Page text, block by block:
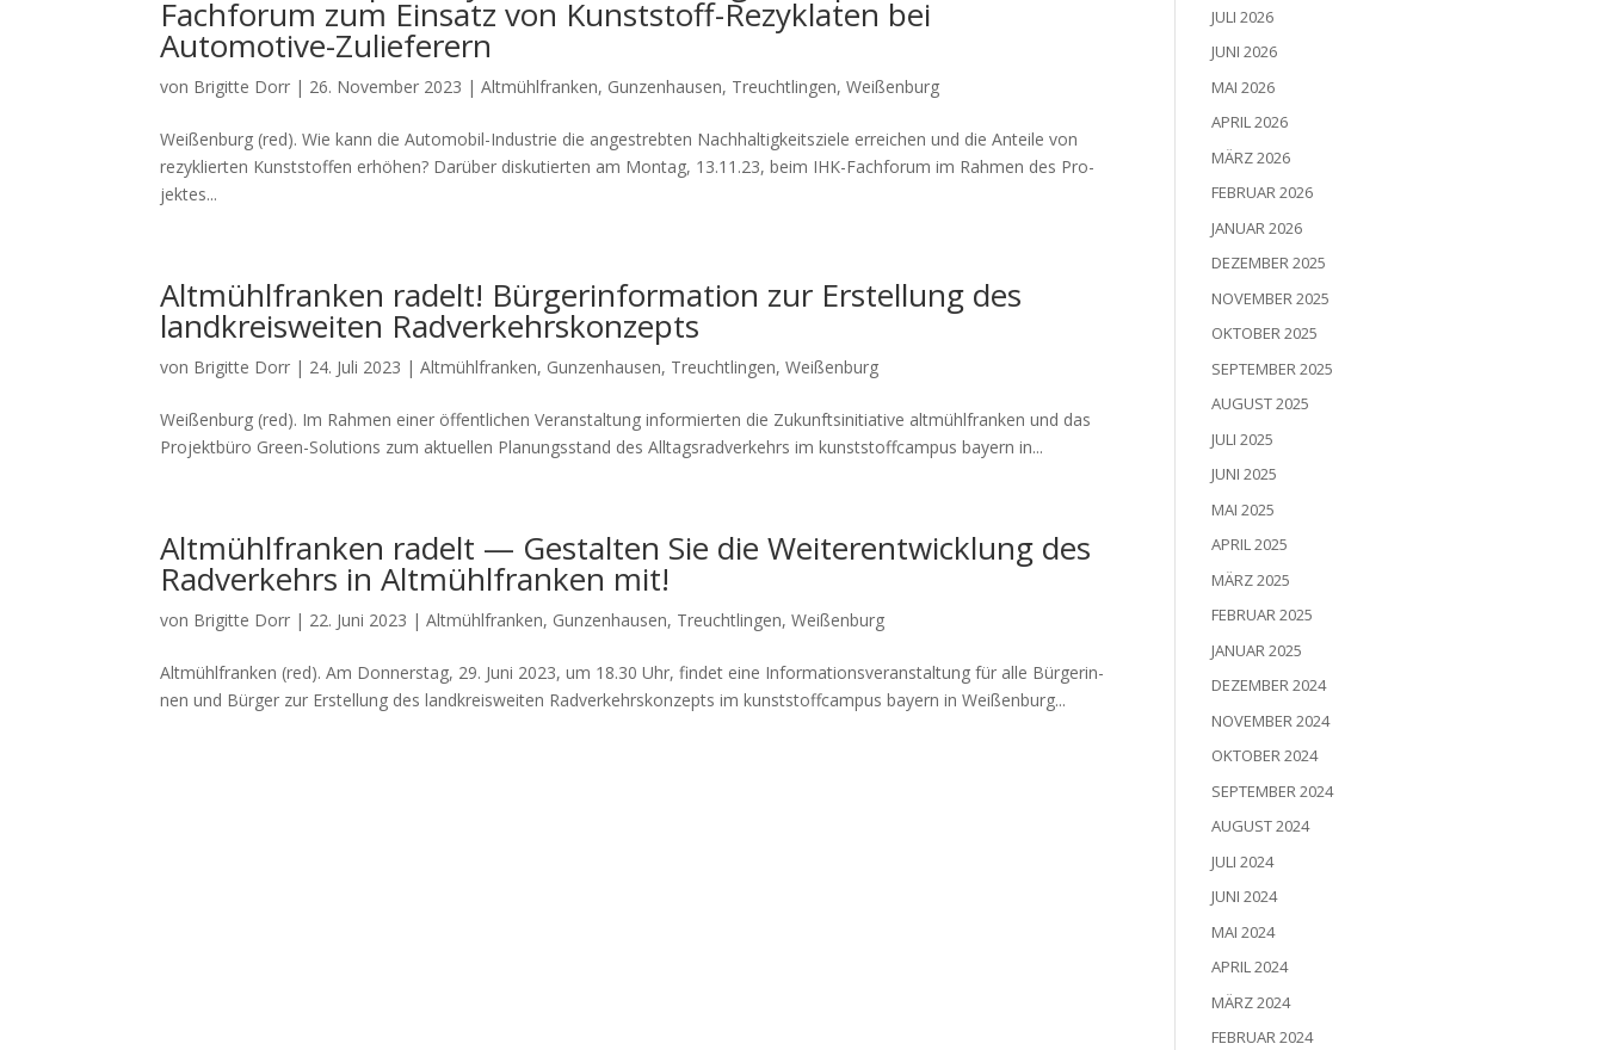
Fachforum zum Einsatz von Kunststoff-Rezyklaten bei
Automotive-Zulieferern
von Brigitte Dorr | 26. November 2023 |Altmühlfranken, Gunzenhausen, Treuchtlingen,Weißenburg
Wei­ßen­burg (red). Wie kann die Auto­mo­bil-Indus­trie die ange­streb­ten Nach­hal­tig­keits­zie­le errei­chen und die Antei­le von
rezy­klier­ten Kunst­stof­fen erhö­hen? Dar­über dis­ku­tier­ten am Mon­tag, 13.11.23, beim IHK-Fach­fo­rum im Rah­men des Pro­
jek­tes...
Altmühlfranken radelt! Bürgerinformation zur Erstellung des
landkreisweiten Radverkehrskonzepts
von Brigitte Dorr | 24. Juli 2023 |Altmühlfranken, Gunzenhausen, Treuchtlingen,Weißenburg
Wei­ßen­burg (red). Im Rah­men einer öffent­li­chen Ver­an­stal­tung infor­mier­ten die Zukunfts­in­itia­ti­ve alt­mühl­fran­ken und das
Pro­jekt­bü­ro Green-Solu­ti­ons zum aktu­el­len Pla­nungs­stand des All­tags­rad­ver­kehrs im kunst­stoff­cam­pus bay­ern in...
Altmühlfranken radelt — Gestalten Sie die Weiterentwicklung des
Radverkehrs in Altmühlfranken mit!
von Brigitte Dorr | 22. Juni 2023 |Altmühlfranken, Gunzenhausen, Treuchtlingen,Weißenburg
Alt­mühl­fran­ken (red). Am Don­ners­tag, 29. Juni 2023, um 18.30 Uhr, fin­det eine Infor­ma­ti­ons­ver­an­stal­tung für alle Bür­ge­rin­
nen und Bür­ger zur Erstel­lung des land­kreis­wei­ten Rad­ver­kehrs­kon­zepts im kunst­stoff­cam­pus bay­ern in Wei­ßen­burg...
JULI 2026
JUNI 2026
MAI 2026
APRIL 2026
MÄRZ 2026
FEBRUAR 2026
JANUAR 2026
DEZEMBER 2025
NOVEMBER 2025
OKTOBER 2025
SEPTEMBER 2025
AUGUST 2025
JULI 2025
JUNI 2025
MAI 2025
APRIL 2025
MÄRZ 2025
FEBRUAR 2025
JANUAR 2025
DEZEMBER 2024
NOVEMBER 2024
OKTOBER 2024
SEPTEMBER 2024
AUGUST 2024
JULI 2024
JUNI 2024
MAI 2024
APRIL 2024
MÄRZ 2024
FEBRUAR 2024